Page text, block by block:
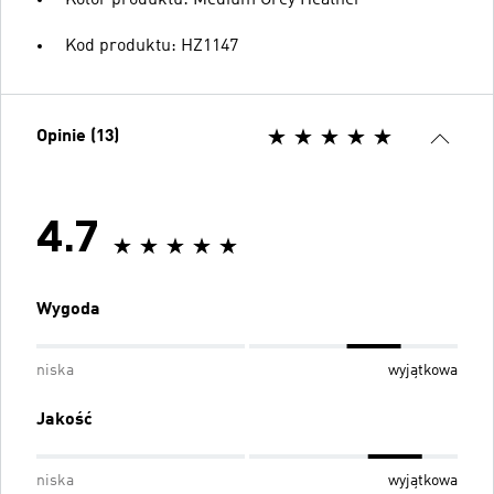
Kod produktu: HZ1147
Opinie (13)
4.7
Wygoda
niska wyjątkowa
Jakość
niska wyjątkowa